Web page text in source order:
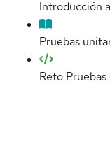
Introducción
Pruebas
Reto